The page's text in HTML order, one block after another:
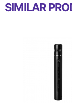
SIMILAR